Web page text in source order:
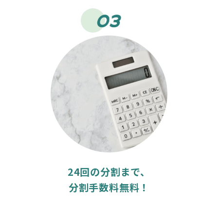
24回の分割まで、
分割手数料無料！